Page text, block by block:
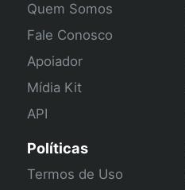
Quem Somos
Fale Conosco
Apoiador
Mídia Kit
API
Políticas
Termos de Uso